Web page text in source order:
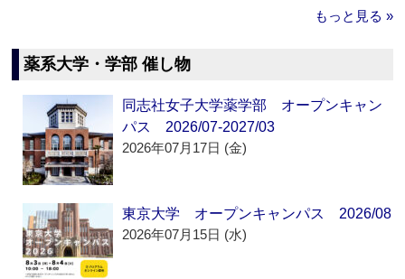
もっと見る »
薬系大学・学部 催し物
同志社女子大学薬学部 オープンキャン
パス 2026/07-2027/03
2026年07月17日 (金)
東京大学 オープンキャンパス 2026/08
2026年07月15日 (水)